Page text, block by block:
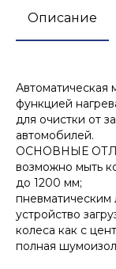
Описание
функцией
для очистки от
автомобилей.
ОСНОВНЫЕ
возможно мыть
до 1200 мм;
пневматическим
устройство
колеса как с
полная